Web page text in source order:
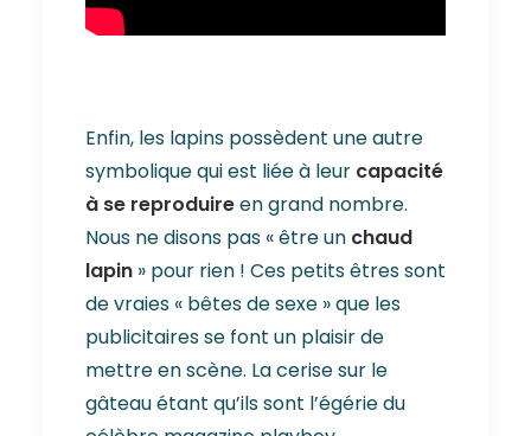
Enfin, les lapins possèdent une autre
symbolique qui est liée à leur capacité
à se reproduireen grand nombre.
Nous ne disons pas « être un chaud
lapin » pour rien ! Ces petits êtres sont
de vraies « bêtes de sexe » que les
publicitaires se font un plaisir de
mettre en scène. La cerise sur le
gâteau étant qu’ils sont l’égérie du